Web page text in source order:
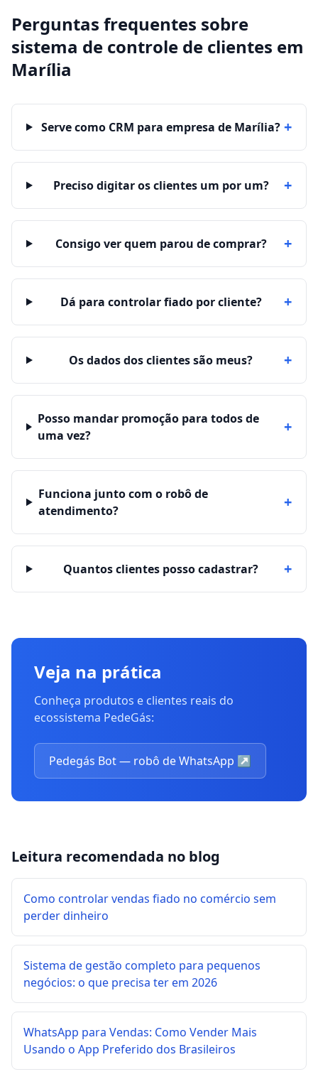
Perguntas frequentes sobre
sistema de controle de clientes em
Marília
Serve como CRM para empresa de Marília? +
Preciso digitar os clientes um por um? +
Consigo ver quem parou de comprar? +
Dá para controlar fiado por cliente? +
Os dados dos clientes são meus? +
Posso mandar promoção para todos de
uma vez?
+
Funciona junto com o robô de
atendimento?
+
Quantos clientes posso cadastrar? +
Veja na prática
Conheça produtos e clientes reais do
ecossistema PedeGás:
Pedegás Bot — robô de WhatsApp ↗
Leitura recomendada no blog
Como controlar vendas fiado no comércio sem
perder dinheiro
Sistema de gestão completo para pequenos
negócios: o que precisa ter em 2026
WhatsApp para Vendas: Como Vender Mais
Usando o App Preferido dos Brasileiros